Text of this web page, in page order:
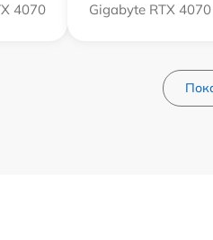
4070 Gigabyte RTX